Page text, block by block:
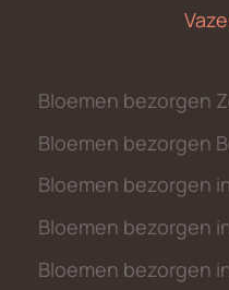
Bloemen bezorgen
Bloemen bezorgen
Bloemen bezorgen
Bloemen bezorgen
Bloemen bezorgen